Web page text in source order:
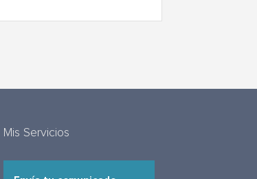
Mis Servicios